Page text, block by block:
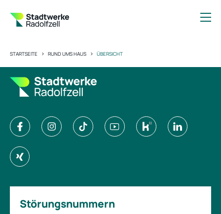
STARTSEITE > RUND UMS HAUS > ÜBERSICHT
Störungsnummern